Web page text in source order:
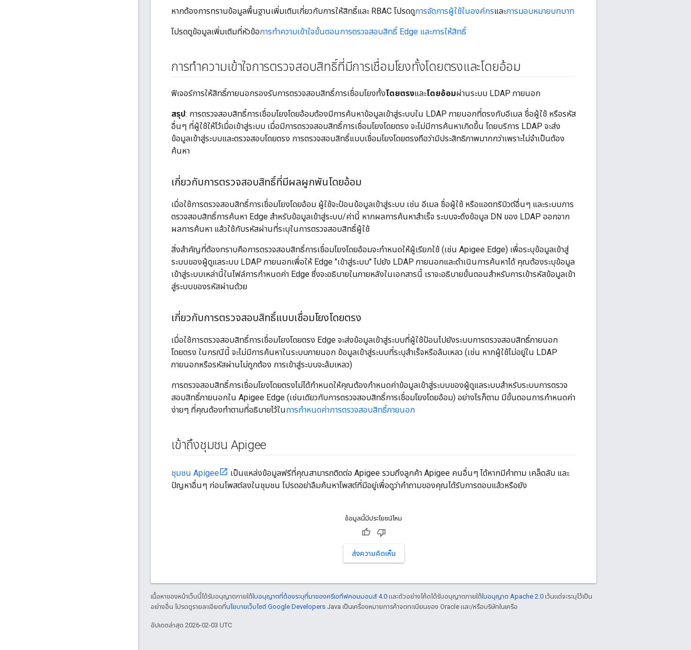
หากต้องการทราบข้อมูลพื้นฐานเพิ่มเติมเกี่ยวกับการให้สิทธิ์และ RBAC โปรดดูการจัดการผู้ใช้ในองค์กรและการมอบหมายบทบาท
โปรดดูข้อมูลเพิ่มเติมที่หัวข้อการทำความเข้าใจขั้นตอนการตรวจสอบสิทธิ์ Edge และการให้สิทธิ์
การทำความเข้าใจการตรวจสอบสิทธิ์ที่มีการเชื่อมโยงทั้งโดยตรงและโดยอ้อม
ฟีเจอร์การให้สิทธิ์ภายนอกรองรับการตรวจสอบสิทธิ์การเชื่อมโยงทั้งโดยตรงและโดยอ้อมผ่านระบบ LDAP ภายนอก
สรุป: การตรวจสอบสิทธิ์การเชื่อมโยงโดยอ้อมต้องมีการค้นหาข้อมูลเข้าสู่ระบบใน LDAP ภายนอกที่ตรงกับอีเมล ชื่อผู้ใช้ หรือรหัส
อื่นๆ ที่ผู้ใช้ให้ไว้เมื่อเข้าสู่ระบบ เมื่อมีการตรวจสอบสิทธิ์การเชื่อมโยงโดยตรง จะไม่มีการค้นหาเกิดขึ้น โดยบริการ LDAP จะส่ง
ข้อมูลเข้าสู่ระบบและตรวจสอบโดยตรง การตรวจสอบสิทธิ์แบบเชื่อมโยงโดยตรงถือว่ามีประสิทธิภาพมากกว่าเพราะไม่จำเป็นต้อง
ค้นหา
เกี่ยวกับการตรวจสอบสิทธิ์ที่มีผลผูกพันโดยอ้อม
เมื่อใช้การตรวจสอบสิทธิ์การเชื่อมโยงโดยอ้อม ผู้ใช้จะป้อนข้อมูลเข้าสู่ระบบ เช่น อีเมล ชื่อผู้ใช้ หรือแอตทริบิวต์อื่นๆ และระบบการ
ตรวจสอบสิทธิ์การค้นหา Edge สำหรับข้อมูลเข้าสู่ระบบ/ค่านี้ หากผลการค้นหาสำเร็จ ระบบจะดึงข้อมูล DN ของ LDAP ออกจาก
ผลการค้นหา แล้วใช้กับรหัสผ่านที่ระบุในการตรวจสอบสิทธิ์ผู้ใช้
สิ่งสำคัญที่ต้องทราบคือการตรวจสอบสิทธิ์การเชื่อมโยงโดยอ้อมจะกำหนดให้ผู้เรียกใช้ (เช่น Apigee Edge) เพื่อระบุข้อมูลเข้าสู่
ระบบของผู้ดูแลระบบ LDAP ภายนอกเพื่อให้ Edge "เข้าสู่ระบบ" ไปยัง LDAP ภายนอกและดำเนินการค้นหาได้ คุณต้องระบุข้อมูล
เข้าสู่ระบบเหล่านี้ในไฟล์การกำหนดค่า Edge ซึ่งจะอธิบายในภายหลังในเอกสารนี้ เราจะอธิบายขั้นตอนสำหรับการเข้ารหัสข้อมูลเข้า
สู่ระบบของรหัสผ่านด้วย
เกี่ยวกับการตรวจสอบสิทธิ์แบบเชื่อมโยงโดยตรง
เมื่อใช้การตรวจสอบสิทธิ์การเชื่อมโยงโดยตรง Edge จะส่งข้อมูลเข้าสู่ระบบที่ผู้ใช้ป้อนไปยังระบบการตรวจสอบสิทธิ์ภายนอก
โดยตรง ในกรณีนี้ จะไม่มีการค้นหาในระบบภายนอก ข้อมูลเข้าสู่ระบบที่ระบุสำเร็จหรือล้มเหลว (เช่น หากผู้ใช้ไม่อยู่ใน LDAP
ภายนอกหรือรหัสผ่านไม่ถูกต้อง การเข้าสู่ระบบจะล้มเหลว)
การตรวจสอบสิทธิ์การเชื่อมโยงโดยตรงไม่ได้กำหนดให้คุณต้องกำหนดค่าข้อมูลเข้าสู่ระบบของผู้ดูแลระบบสำหรับระบบการตรวจ
สอบสิทธิ์ภายนอกใน Apigee Edge (เช่นเดียวกับการตรวจสอบสิทธิ์การเชื่อมโยงโดยอ้อม) อย่างไรก็ตาม มีขั้นตอนการกำหนดค่า
ง่ายๆ ที่คุณต้องทำตามที่อธิบายไว้ในการกำหนดค่าการตรวจสอบสิทธิ์ภายนอก
เข้าถึงชุมชน Apigee
ชุมชน Apigee
เป็นแหล่งข้อมูลฟรีที่คุณสามารถติดต่อ Apigee รวมถึงลูกค้า Apigee คนอื่นๆ ได้หากมีคำถาม เคล็ดลับ และ
ปัญหาอื่นๆ ก่อนโพสต์ลงในชุมชน โปรดอย่าลืมค้นหาโพสต์ที่มีอยู่เพื่อดูว่าคำถามของคุณได้รับการตอบแล้วหรือยัง
ข้อมูลนี้มีประโยชน์ไหม
ส่งความคิดเห็น
เนื้อหาของหน้าเว็บนี้ได้รับอนุญาตภายใต้ใบอนุญาตที่ต้องระบุที่มาของครีเอทีฟคอมมอนส์ 4.0 และตัวอย่างโค้ดได้รับอนุญาตภายใต้ใบอนุญาต Apache 2.0 เว้นแต่จะระบุไว้เป็น
อย่างอื่น โปรดดูรายละเอียดที่นโยบายเว็บไซต์ Google Developers Java เป็นเครื่องหมายการค้าจดทะเบียนของ Oracle และ/หรือบริษัทในเครือ
อัปเดตล่าสุด 2026-02-03 UTC